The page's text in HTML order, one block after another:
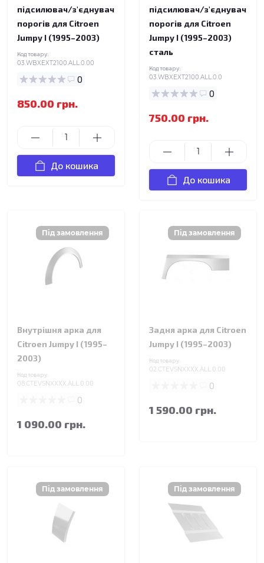
підсилювач/з'єднувач
порогів для Citroen
Jumpy I (1995–2003)
Код товару:
03.WBXEXT2100.ALL.0.00
0
850.00 грн.
До кошика
підсилювач/з'єднувач
порогів для Citroen
Jumpy I (1995–2003)
сталь
Код товару:
03.WBXEXT2100.ALL.0.0
0
750.00 грн.
До кошика
Внутрішня арка для
Citroen Jumpy I (1995–
2003)
Код товару:
08.CTEVSNXXXX.ALL.0.00
0
1 090.00 грн.
Задня арка для Citroen
Jumpy I (1995–2003)
Код товару:
02.CTEVSNXXXX.ALL.0.00
0
1 590.00 грн.